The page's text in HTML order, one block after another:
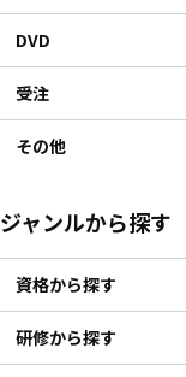
DVD
受注
その他
ジャンルから探す
資格から探す
研修から探す